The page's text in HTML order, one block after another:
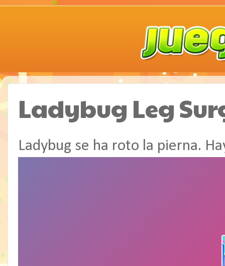
Ladybug Leg
Ladybug se ha roto la pierna.